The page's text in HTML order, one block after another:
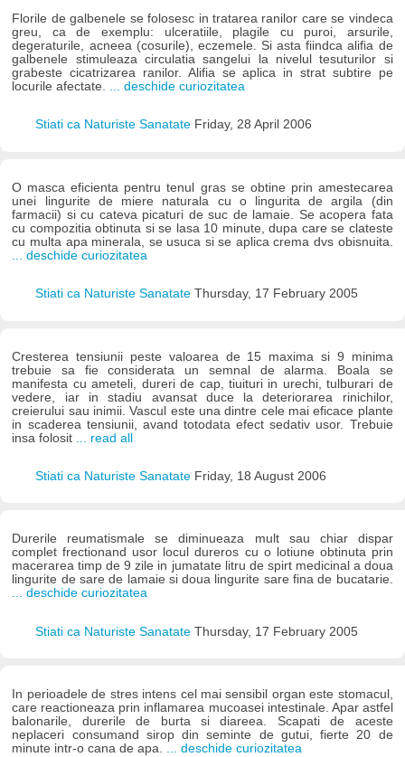
Florile de galbenele se folosesc in tratarea ranilor care se vindeca
greu, ca de exemplu: ulceratiile, plagile cu puroi, arsurile,
degeraturile, acneea (cosurile), eczemele. Si asta fiindca alifia de
galbenele stimuleaza circulatia sangelui la nivelul tesuturilor si
grabeste cicatrizarea ranilor. Alifia se aplica in strat subtire pe
locurile afectate. ... deschide curiozitatea
Stiati ca Naturiste Sanatate Friday, 28 April 2006
O masca eficienta pentru tenul gras se obtine prin amestecarea
unei lingurite de miere naturala cu o lingurita de argila (din
farmacii) si cu cateva picaturi de suc de lamaie. Se acopera fata
cu compozitia obtinuta si se lasa 10 minute, dupa care se clateste
cu multa apa minerala, se usuca si se aplica crema dvs obisnuita.
... deschide curiozitatea
Stiati ca Naturiste Sanatate Thursday, 17 February 2005
Cresterea tensiunii peste valoarea de 15 maxima si 9 minima
trebuie sa fie considerata un semnal de alarma. Boala se
manifesta cu ameteli, dureri de cap, tiuituri in urechi, tulburari de
vedere, iar in stadiu avansat duce la deteriorarea rinichilor,
creierului sau inimii. Vascul este una dintre cele mai eficace plante
in scaderea tensiunii, avand totodata efect sedativ usor. Trebuie
insa folosit
... read all
Stiati ca Naturiste Sanatate Friday, 18 August 2006
Durerile reumatismale se diminueaza mult sau chiar dispar
complet frectionand usor locul dureros cu o lotiune obtinuta prin
macerarea timp de 9 zile in jumatate litru de spirt medicinal a doua
lingurite de sare de lamaie si doua lingurite sare fina de bucatarie.
... deschide curiozitatea
Stiati ca Naturiste Sanatate Thursday, 17 February 2005
In perioadele de stres intens cel mai sensibil organ este stomacul,
care reactioneaza prin inflamarea mucoasei intestinale. Apar astfel
balonarile, durerile de burta si diareea. Scapati de aceste
neplaceri consumand sirop din seminte de gutui, fierte 20 de
minute intr-o cana de apa. ... deschide curiozitatea